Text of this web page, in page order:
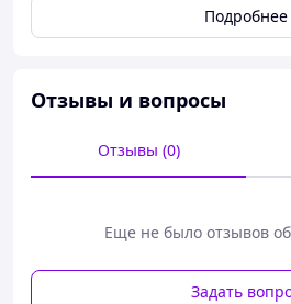
· цилиндр с буртиковой
Он вставляется в специально
снаружи. С обратной стороны,
соединяемые листы или детали,
обрезается и может быть загнут
Заклепки отрывные DIN 7337 A2/
из нержавеющей стали AISI 304/
Подробнее
Отзывы и вопросы
Отзывы (0)
Еще не было отзывов
Задать